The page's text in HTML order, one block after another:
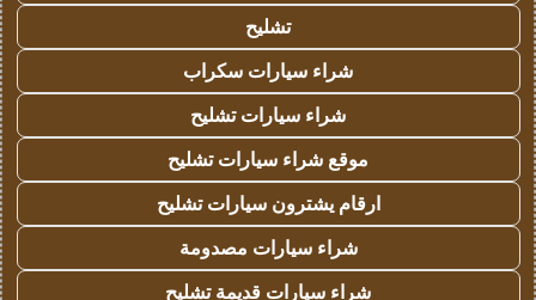
تشليح
شراء سيارات سكراب
شراء سيارات تشليح
موقع شراء سيارات تشليح
ارقام يشترون سيارات تشليح
شراء سيارات مصدومة
شراء سيارات قديمة تشليح